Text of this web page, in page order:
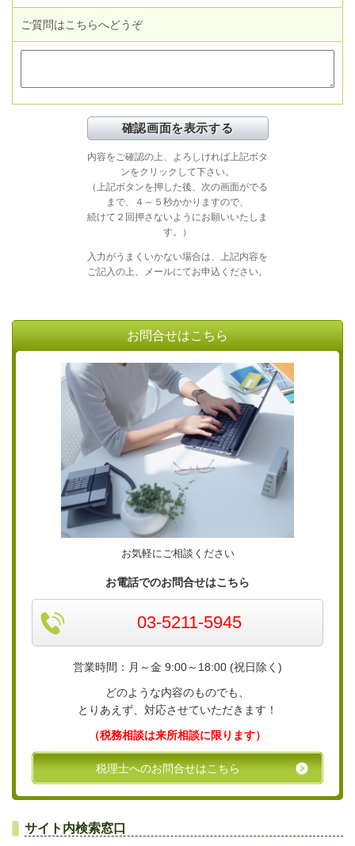
ご質問はこちらへどうぞ
内容をご確認の上、よろしければ上記ボタ
ンをクリックして下さい。
（上記ボタンを押した後、次の画面がでる
まで、４～５秒かかりますので、
続けて２回押さないようにお願いいたしま
す。）
入力がうまくいかない場合は、上記内容を
ご記入の上、メールにてお申込ください。
お問合せはこちら
お気軽にご相談ください
お電話でのお問合せはこちら
03-5211-5945
営業時間：月～金 9:00～18:00 (祝日除く)
どのような内容のものでも、
とりあえず、対応させていただきます！
（税務相談は来所相談に限ります）
税理士へのお問合せはこちら
サイト内検索窓口